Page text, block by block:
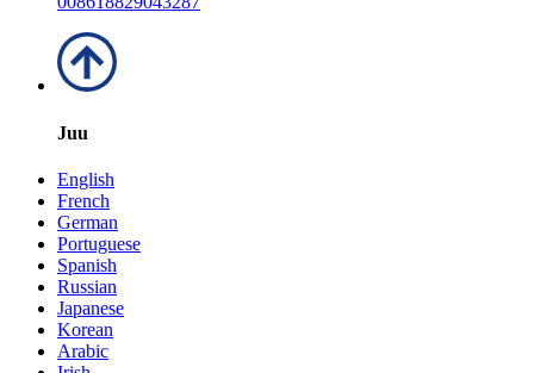
Juu
English
French
German
Portuguese
Spanish
Russian
Japanese
Korean
Arabic